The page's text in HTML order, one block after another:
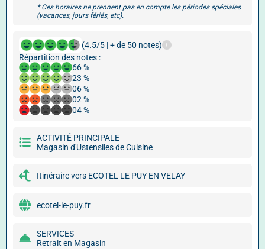
* Ces horaires ne prennent pas en compte les périodes spéciales
(vacances, jours fériés, etc).
(4.5/5 | + de 50 notes)
Répartition des notes :
66 %
23 %
06 %
02 %
04 %
ACTIVITÉ PRINCIPALE
Magasin d'Ustensiles de Cuisine
Itinéraire vers ECOTEL LE PUY EN VELAY
ecotel-le-puy.fr
SERVICES
Retrait en Magasin